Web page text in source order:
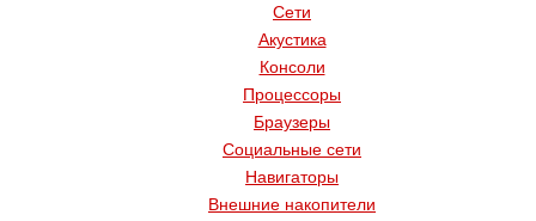
Сети
Акустика
Консоли
Процессоры
Браузеры
Социальные сети
Навигаторы
Внешние накопители